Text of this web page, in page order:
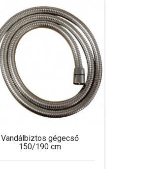
Vandálbiztos gégecső
150/190 cm